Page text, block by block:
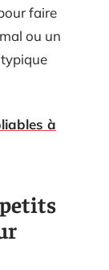
faire
ou un
à